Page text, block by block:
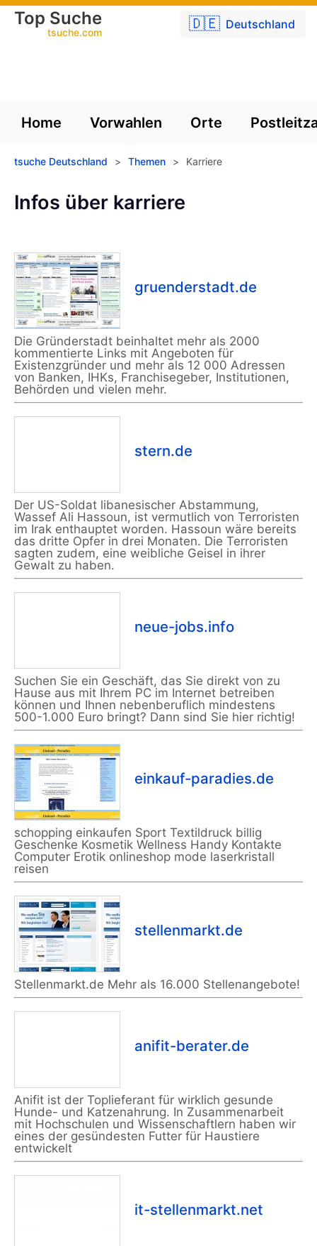
🇩🇪 Deutschland
Top Suche
tsuche.com
Home Vorwahlen Orte
tsuche Deutschland > Themen > Karriere
Infos über karriere
gruenderstadt.de
Die Gründerstadt beinhaltet mehr als 2000
kommentierte Links mit Angeboten für
Existenzgründer und mehr als 12 000 Adressen
von Banken, IHKs, Franchisegeber, Institutionen,
Behörden und vielen mehr.
stern.de
Der US-Soldat libanesischer Abstammung,
Wassef Ali Hassoun, ist vermutlich von Terroristen
im Irak enthauptet worden. Hassoun wäre bereits
das dritte Opfer in drei Monaten. Die Terroristen
sagten zudem, eine weibliche Geisel in ihrer
Gewalt zu haben.
neue-jobs.info
Suchen Sie ein Geschäft, das Sie direkt von zu
Hause aus mit Ihrem PC im Internet betreiben
können und Ihnen nebenberuflich mindestens
500-1.000 Euro bringt? Dann sind Sie hier richtig!
einkauf-paradies.de
schopping einkaufen Sport Textildruck billig
Geschenke Kosmetik Wellness Handy Kontakte
Computer Erotik onlineshop mode laserkristall
reisen
stellenmarkt.de
Stellenmarkt.de Mehr als 16.000 Stellenangebote!
anifit-berater.de
Anifit ist der Toplieferant für wirklich gesunde
Hunde- und Katzenahrung. In Zusammenarbeit
mit Hochschulen und Wissenschaftlern haben wir
eines der gesündesten Futter für Haustiere
entwickelt
it-stellenmarkt.net